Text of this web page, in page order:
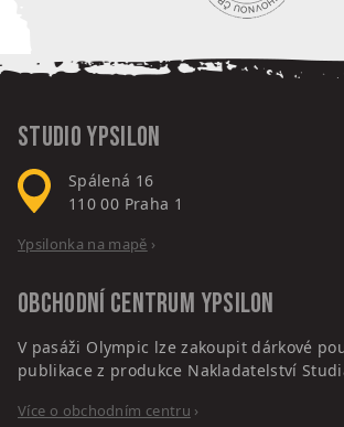
Studio Ypsilon
Spálená 16
110 00 Praha 1
Ypsilonka na mapě ›
Obchodní centrum Ypsilon
V pasáži Olympic lze zakoupit dárkové
publikace z produkce Nakladatelství
Více o obchodním centru ›